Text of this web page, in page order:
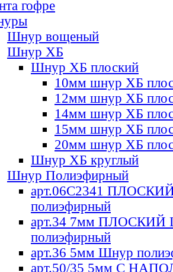
гофре
Шнур вощеный
Шнур ХБ
Шнур ХБ плоский
10мм шнур ХБ
12мм шнур ХБ
14мм шнур ХБ
15мм шнур ХБ
20мм шнур ХБ
Шнур ХБ круглый
Шнур Полиэфирный
арт.06С2341
полиэфирный
арт.34 7мм ПЛОСКИЙ
полиэфирный
арт.36 5мм Шнур
арт.50/35 5мм С